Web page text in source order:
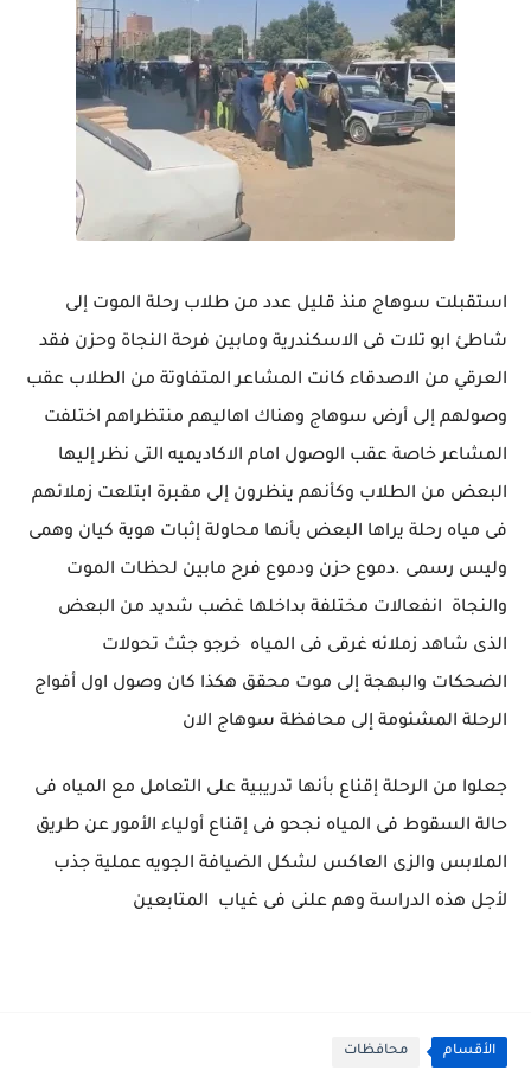
استقبلت سوهاج منذ قليل عدد من طلاب رحلة الموت إلى
شاطئ ابو تلات فى الاسكندرية ومابين فرحة النجاة وحزن فقد
العرقي من الاصدقاء كانت المشاعر المتفاوتة من الطلاب عقب
وصولهم إلى أرض سوهاج وهناك اهاليهم منتظراهم اختلفت
المشاعر خاصة عقب الوصول امام الاكاديميه التى نظر إليها
البعض من الطلاب وكأنهم ينظرون إلى مقبرة ابتلعت زملائهم
فى مياه رحلة يراها البعض بأنها محاولة إثبات هوية كيان وهمى
وليس رسمى .دموع حزن ودموع فرح مابين لحظات الموت
والنجاة انفعالات مختلفة بداخلها غضب شديد من البعض
الذى شاهد زملائه غرقى فى المياه خرجو جثث تحولات
الضحكات والبهجة إلى موت محقق هكذا كان وصول اول أفواج
الرحلة المشئومة إلى محافظة سوهاج الان
جعلوا من الرحلة إقناع بأنها تدريبية على التعامل مع المياه فى
حالة السقوط فى المياه نجحو فى إقناع أولياء الأمور عن طريق
الملابس والزى العاكس لشكل الضيافة الجويه عملية جذب
لأجل هذه الدراسة وهم علنى فى غياب المتابعين
الأقسام محافظات